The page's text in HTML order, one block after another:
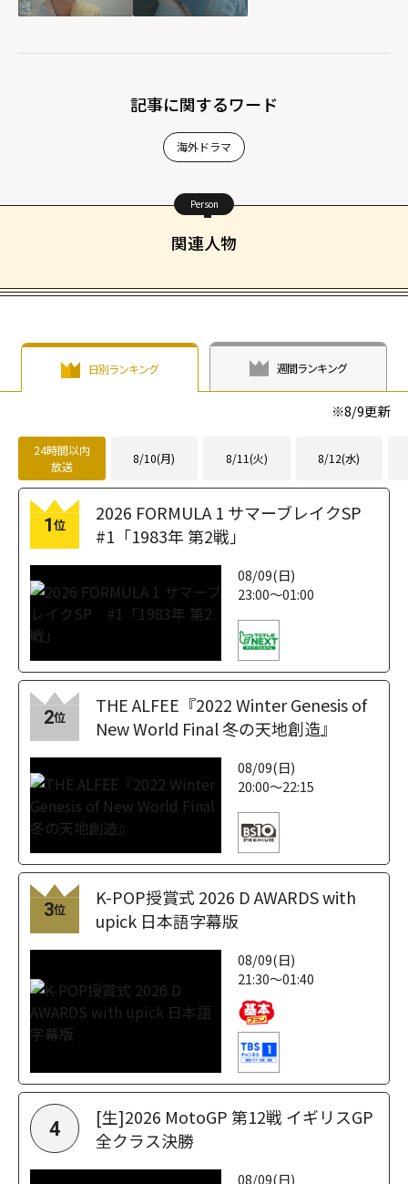
記事に関するワード
海外ドラマ
Person
関連人物
日別ランキング 週間ランキング
※8/9更新
24時間以内
放送
8/10(月) 8/11(火) 8/12(水)
1位
2026 FORMULA 1 サマーブレイクSP
#1「1983年 第2戦」
08/09(日)
23:00～01:00
2位
THE ALFEE『2022 Winter Genesis of
New World Final 冬の天地創造』
08/09(日)
20:00～22:15
3位
K-POP授賞式 2026 D AWARDS with
upick 日本語字幕版
08/09(日)
21:30～01:40
4
[生]2026 MotoGP 第12戦 イギリスGP
全クラス決勝
08/09(日)